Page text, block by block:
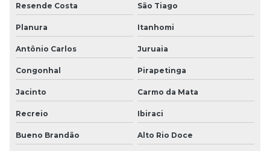
Resende Costa São Tiago
Planura Itanhomi
Antônio Carlos Juruaia
Congonhal Pirapetinga
Jacinto Carmo da Mata
Recreio Ibiraci
Bueno Brandão Alto Rio Doce